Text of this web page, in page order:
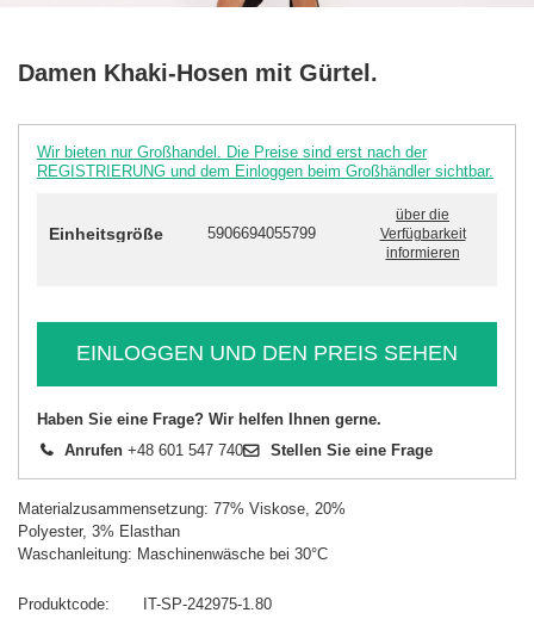
Damen Khaki-Hosen mit Gürtel.
Wir bieten nur Großhandel. Die Preise sind erst nach der
REGISTRIERUNG und dem Einloggen beim Großhändler sichtbar.
Einheitsgröße 5906694055799
über die
Verfügbarkeit
informieren
EINLOGGEN UND DEN PREIS SEHEN
Haben Sie eine Frage? Wir helfen Ihnen gerne.
Anrufen +48 601 547 740 Stellen Sie eine Frage
Materialzusammensetzung: 77% Viskose, 20%
Polyester, 3% Elasthan
Waschanleitung: Maschinenwäsche bei 30°C
Produktcode
IT-SP-242975-1.80